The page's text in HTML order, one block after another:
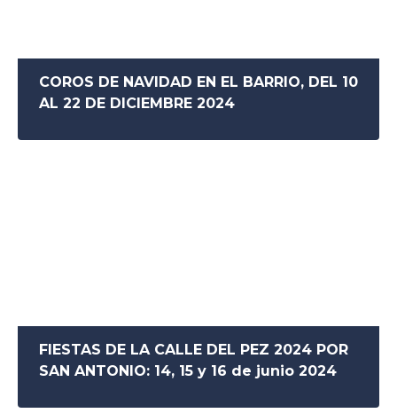
COROS DE NAVIDAD EN EL BARRIO, DEL 10
AL 22 DE DICIEMBRE 2024
FIESTAS DE LA CALLE DEL PEZ 2024 POR
SAN ANTONIO: 14, 15 y 16 de junio 2024